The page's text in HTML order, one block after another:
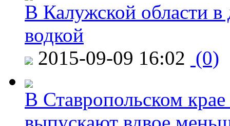
В Калужской области в
водкой
2015-09-09 16:02 (0)
В Ставропольском